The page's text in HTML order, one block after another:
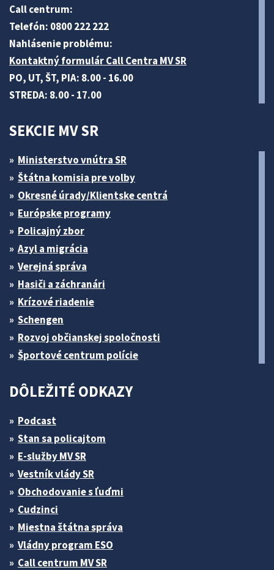
Call centrum:
Telefón: 0800 222 222
Nahlásenie problému:
Kontaktný formulár Call Centra MV SR
PO, UT, ŠT, PIA: 8.00 - 16.00
STREDA: 8.00 - 17.00
SEKCIE MV SR
Ministerstvo vnútra SR
Štátna komisia pre volby
Okresné úrady/Klientske centrá
Európske programy
Policajný zbor
Azyl a migrácia
Verejná správa
Hasiči a záchranári
Krízové riadenie
Schengen
Rozvoj občianskej spoločnosti
Športové centrum polície
DÔLEŽITÉ ODKAZY
Podcast
Stan sa policajtom
E-služby MV SR
Vestník vlády SR
Obchodovanie s ľuďmi
Cudzinci
Miestna štátna správa
Vládny program ESO
Call centrum MV SR